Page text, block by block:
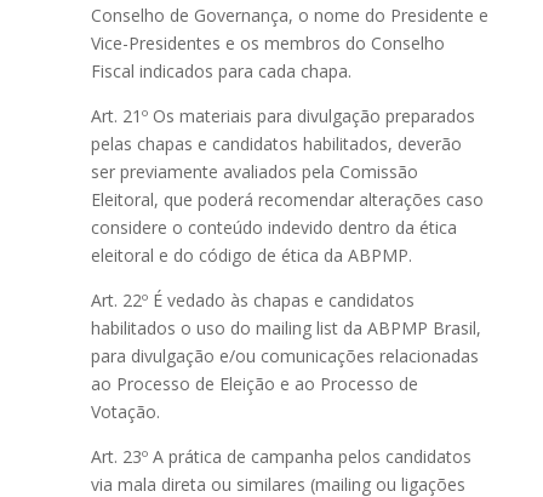
Conselho de Governança, o nome do Presidente e
Vice-Presidentes e os membros do Conselho
Fiscal indicados para cada chapa.
Art. 21º Os materiais para divulgação preparados
pelas chapas e candidatos habilitados, deverão
ser previamente avaliados pela Comissão
Eleitoral, que poderá recomendar alterações caso
considere o conteúdo indevido dentro da ética
eleitoral e do código de ética da ABPMP.
Art. 22º É vedado às chapas e candidatos
habilitados o uso do mailing list da ABPMP Brasil,
para divulgação e/ou comunicações relacionadas
ao Processo de Eleição e ao Processo de
Votação.
Art. 23º A prática de campanha pelos candidatos
via mala direta ou similares (mailing ou ligações